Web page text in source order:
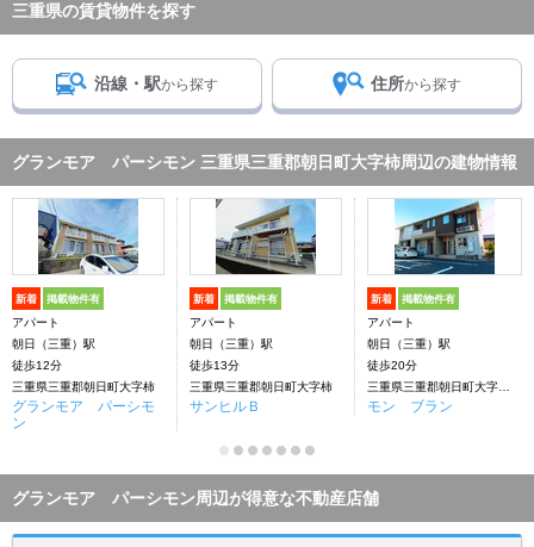
三重県の賃貸物件を探す
沿線・駅から探す 住所から探す
グランモア パーシモン 三重県三重郡朝日町大字柿周辺の建物情報
新着 掲載物件有
アパート
朝日（三重）駅
徒歩12分
三重県三重郡朝日町大字柿
グランモア パーシモ
ン
新着 掲載物件有
アパート
朝日（三重）駅
徒歩13分
三重県三重郡朝日町大字柿
サンヒルＢ
新着 掲載物件有
アパート
朝日（三重）駅
徒歩20分
モン ブラン
グランモア パーシモン周辺が得意な不動産店舗